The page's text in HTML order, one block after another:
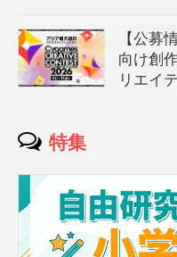
【公募
向け創
リエイ
特集